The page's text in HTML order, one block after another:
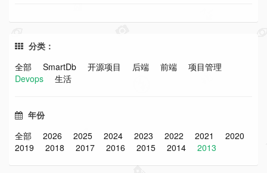
分类：
全部
SmartDb 开源项目 后端 前端
项目管理
Devops
生活
年份
全部
2026 2025 2024 2023 2022 2021
2020
2019
2018 2017 2016 2015 2014 2013